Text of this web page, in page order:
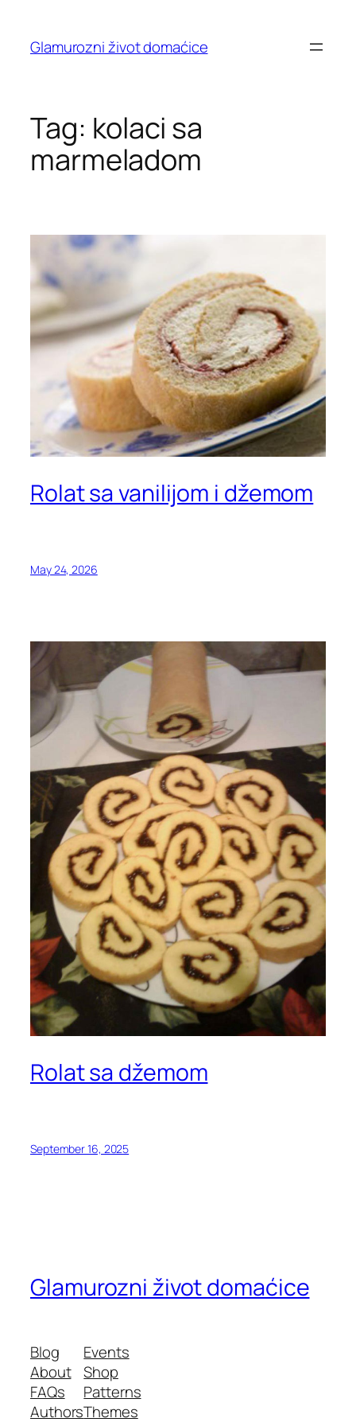
content
Glamurozni život domaćice
Tag: kolaci sa
marmeladom
Rolat sa vanilijom i džemom
May 24, 2026
Rolat sa džemom
September 16, 2025
Glamurozni život domaćice
Blog
About
FAQs
Authors
Events
Shop
Patterns
Themes